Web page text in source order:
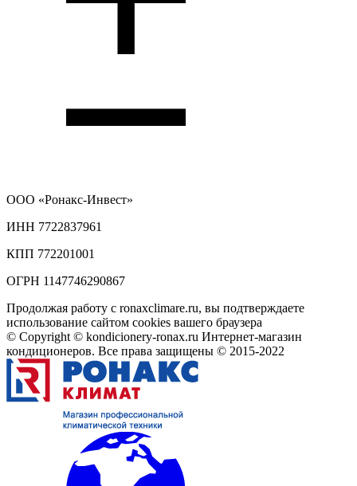
ООО «Ронакс-Инвест»
ИНН 7722837961
КПП 772201001
ОГРН 1147746290867
Продолжая работу с ronaxclimare.ru, вы подтверждаете
использование сайтом cookies вашего браузера
© Copyright © kondicionery-ronax.ru Интернет-магазин
кондиционеров. Все права защищены © 2015-2022